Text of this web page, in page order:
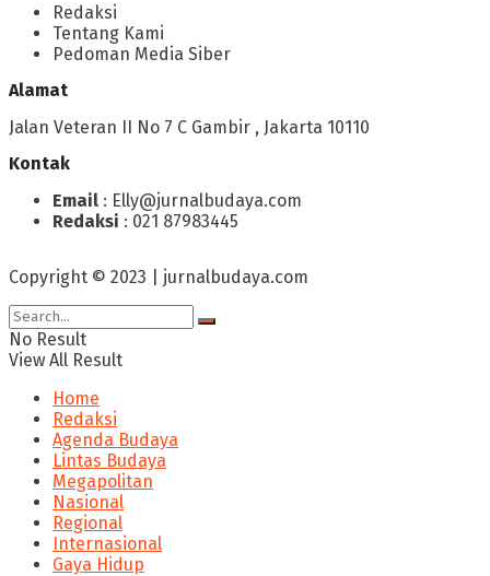
Redaksi
Tentang Kami
Pedoman Media Siber
Alamat
Jalan Veteran II No 7 C Gambir , Jakarta 10110
Kontak
Email : Elly@jurnalbudaya.com
Redaksi : 021 87983445
Copyright © 2023 | jurnalbudaya.com
No Result
View All Result
Home
Redaksi
Agenda Budaya
Lintas Budaya
Megapolitan
Nasional
Regional
Internasional
Gaya Hidup